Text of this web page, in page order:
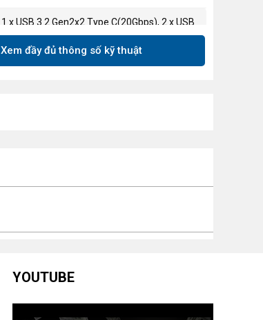
1 x USB 3.2 Gen2x2 Type C(20Gbps), 2 x USB
3.2 Gen2 Type A
1 x Kensington Lock, 2 x Thunderbolt 4 Type-
Xem đầy đủ thông số kỹ thuật
YOUTUBE